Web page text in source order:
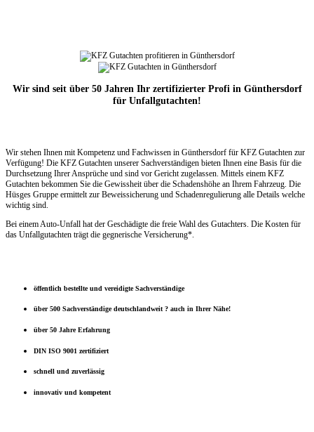
Wir sind seit über 50 Jahren Ihr zertifizierter Profi in Günthersdorf
für Unfallgutachten!
Wir stehen Ihnen mit Kompetenz und Fachwissen in Günthersdorf für KFZ Gutachten zur
Verfügung! Die KFZ Gutachten unserer Sachverständigen bieten Ihnen eine Basis für die
Durchsetzung Ihrer Ansprüche und sind vor Gericht zugelassen. Mittels einem KFZ
Gutachten bekommen Sie die Gewissheit über die Schadenshöhe an Ihrem Fahrzeug. Die
Hüsges Gruppe ermittelt zur Beweissicherung und Schadenregulierung alle Details welche
wichtig sind.
Bei einem Auto-Unfall hat der Geschädigte die freie Wahl des Gutachters. Die Kosten für
das Unfallgutachten trägt die gegnerische Versicherung*.
öffentlich bestellte und vereidigte Sachverständige
über 500 Sachverständige deutschlandweit ? auch in Ihrer Nähe!
über 50 Jahre Erfahrung
DIN ISO 9001 zertifiziert
schnell und zuverlässig
innovativ und kompetent